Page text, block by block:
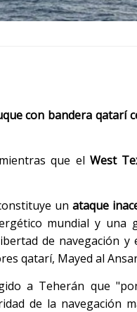
con bandera qatarí
que el West
un ataque
mundial y una
de navegación y
qatarí, Mayed al
a Teherán que
de la navegación